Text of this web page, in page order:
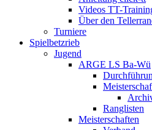
Videos TT-
Über den
Turniere
Spielbetzrieb
Jugend
ARGE LS Ba-Wü
Ranglisten
Meisterschaften